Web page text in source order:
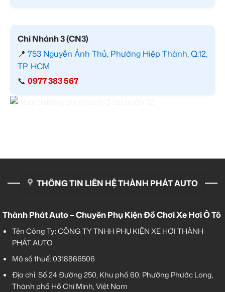
Chi Nhánh 3 (CN3)
📍 753 Nguyễn Ảnh Thủ, Phường Hiệp Thành, Q.12,
TP. HCM
📞 0977 383 567
THÔNG TIN LIÊN HỆ THÀNH PHÁT AUTO
Thành Phát Auto – Chuyên Phụ Kiện Đồ Chơi Xe Hơi Ô Tô
Tên Công Ty: CÔNG TY TNHH PHỤ KIỆN XE HƠI THÀNH
PHÁT AUTO
Mã số thuế: 0318866506
Địa chỉ: Số 24 Đường 250, Khu phố 60, Phường Phước Long,
Thành phố Hồ Chí Minh, Việt Nam